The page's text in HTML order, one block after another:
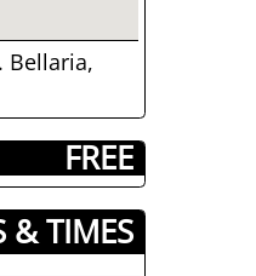
Bellaria,
­ FREE
& TIMES